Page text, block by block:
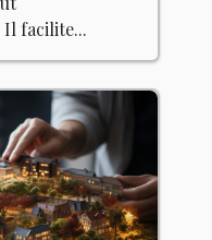
facilite...